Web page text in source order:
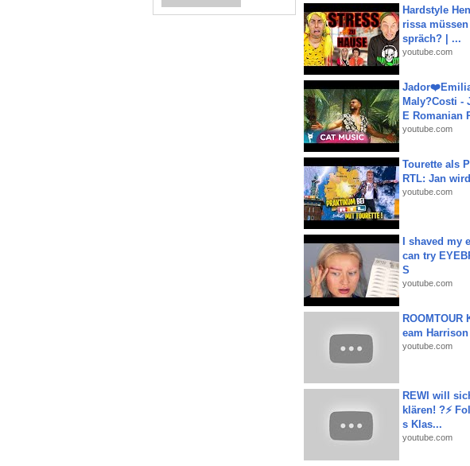
Hardstyle
rissa
spräch? | ...
youtube.com
Maly?Costi -
E Romanian
youtube.com
Tourette als
RTL: Jan
youtube.com
I shaved my
can try
S
youtube.com
ROOMTOUR
eam Harrison
youtube.com
REWI will
klären! ?⚡️
s Klas...
youtube.com